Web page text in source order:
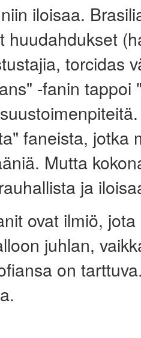
iloisaa.
huudahdukset
torcidas
-fanin tappoi
faneista, jotka
Mutta
ja
ovat ilmiö,
juhlan,
on